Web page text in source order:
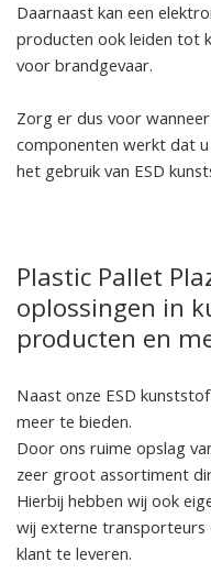
Daarnaast kan een
producten ook leiden tot
voor brandgevaar.
Zorg er dus voor
componenten werkt dat
het gebruik van ESD
Plastic Pallet
oplossingen in
producten en
Naast onze ESD
meer te bieden.
Door ons ruime opslag
zeer groot assortiment
Hierbij hebben wij ook
wij externe transporteurs
klant te leveren.